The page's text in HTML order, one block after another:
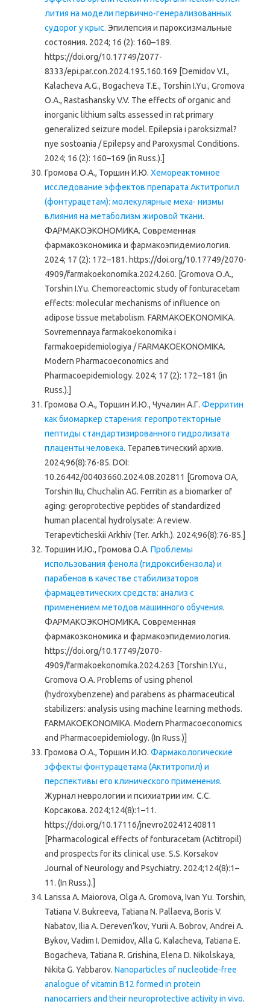
лития на модели первично-генерализованных
судорог у крыс. Эпилепсия и пароксизмальные
состояния. 2024; 16 (2): 160–189.
https://doi.org/10.17749/2077-
8333/epi.par.con.2024.195.160.169 [Demidov V.I.,
Kalacheva A.G., Bogacheva T.E., Torshin I.Yu., Gromova
O.A., Rastashansky V.V. The effects of organic and
inorganic lithium salts assessed in rat primary
generalized seizure model. Epilepsia i paroksizmal?
nye sostoania / Epilepsy and Paroxysmal Conditions.
2024; 16 (2): 160–169 (in Russ.).]
Громова О.А., Торшин И.Ю. Хемореактомное
исследование эффектов препарата Актитропил
(фонтурацетам): молекулярные меха- низмы
влияния на метаболизм жировой ткани.
ФАРМАКОЭКОНОМИКА. Современная
фармакоэкономика и фармакоэпидемиология.
2024; 17 (2): 172–181. https://doi.org/10.17749/2070-
4909/farmakoekonomika.2024.260. [Gromova O.A.,
Torshin I.Yu. Chemoreactomic study of fonturacetam
effects: molecular mechanisms of influence on
adipose tissue metabolism. FARMAKOEKONOMIKA.
Sovremennaya farmakoekonomika i
farmakoepidemiologiya / FARMAKOEKONOMIKA.
Modern Pharmacoeconomics and
Pharmacoepidemiology. 2024; 17 (2): 172–181 (in
Russ.).]
Громова О.А., Торшин И.Ю., Чучалин А.Г. Ферритин
как биомаркер старения: геропротекторные
пептиды стандартизированного гидролизата
плаценты человека. Терапевтический архив.
2024;96(8):76-85. DOI:
10.26442/00403660.2024.08.202811 [Gromova OA,
Torshin IIu, Chuchalin AG. Ferritin as a biomarker of
aging: geroprotective peptides of standardized
human placental hydrolysate: A review.
Terapevticheskii Arkhiv (Ter. Arkh.). 2024;96(8):76-85.]
Торшин И.Ю., Громова О.А. Проблемы
использования фенола (гидроксибензола) и
парабенов в качестве стабилизаторов
фармацевтических средств: анализ с
применением методов машинного обучения.
ФАРМАКОЭКОНОМИКА. Современная
фармакоэкономика и фармакоэпидемиология.
https://doi.org/10.17749/2070-
4909/farmakoekonomika.2024.263 [Torshin I.Yu.,
Gromova O.A. Problems of using phenol
(hydroxybenzene) and parabens as pharmaceutical
stabilizers: analysis using machine learning methods.
FARMAKOEKONOMIKA. Modern Pharmacoeconomics
and Pharmacoepidemiology. (In Russ.)]
Громова О.А., Торшин И.Ю. Фармакологические
эффекты фонтурацетама (Актитропил) и
перспективы его клинического применения.
Журнал неврологии и психиатрии им. С.С.
Корсакова. 2024;124(8):1–11.
https://doi.org/10.17116/jnevro20241240811
[Pharmacological effects of fonturacetam (Actitropil)
and prospects for its clinical use. S.S. Korsakov
Journal of Neurology and Psychiatry. 2024;124(8):1–
11. (In Russ.).]
Larissa A. Maiorova, Olga A. Gromova, Ivan Yu. Torshin,
Tatiana V. Bukreeva, Tatiana N. Pallaeva, Boris V.
Nabatov, Ilia A. Dereven’kov, Yurii A. Bobrov, Andrei A.
Bykov, Vadim I. Demidov, Alla G. Kalacheva, Tatiana E.
Bogacheva, Tatiana R. Grishina, Elena D. Nikolskaya,
Nikita G. Yabbarov. Nanoparticles of nucleotide-free
analogue of vitamin B12 formed in protein
nanocarriers and their neuroprotective activity in vivo.